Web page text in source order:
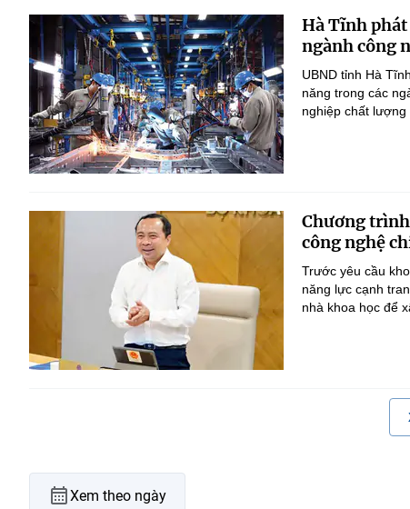
Hà Tĩnh
ngành công
UBND tỉnh Hà
năng trong các
nghiệp chất lượng
Chương
công nghệ
Trước yêu cầu
năng lực cạnh
nhà khoa học để
Xem theo ngày